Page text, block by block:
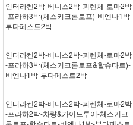
인터라켄 2박 - 베니스 2박 - 피렌체 - 로마 2박
- 프라하 3박(체스키크롬로프) - 비엔나 1박 -
부다페스트 2박
인터라켄 2박 - 베니스 2박 - 피렌체 - 로마 2박
- 프라하 3박(체스키크롬로프&할슈타트) -
비엔나 1박 - 부다페스트 2박
인터라켄 2박 - 베니스 2박 - 피렌체 - 로마 2박
- 프라하 2박 - 차량&가이드투어 - 체스키크